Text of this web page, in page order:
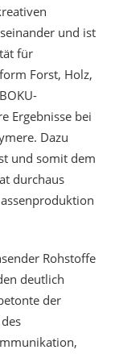
und ist
für
Forst, Holz,
Ergebnisse bei
Dazu
und somit dem
durchaus
Rohstoffe
deutlich
der